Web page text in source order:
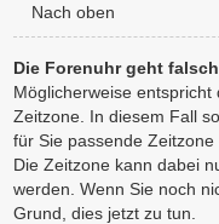
Nach oben
Die Forenuhr geht
Möglicherweise
Zeitzone. In diesem Fall
für Sie passende
Die Zeitzone kann dabei
werden. Wenn Sie noch
Grund, dies jetzt zu tun.